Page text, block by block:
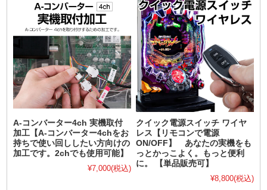
A-コンバーター4ch 実機取付
加工【A-コンバーター4chをお
持ちで使い回ししたい方向けの
加工です。2chでも使用可能】
¥7,000(税込)
クイック電源スイッチ ワイヤ
レス【リモコンで電源
ON/OFF】 あなたの実機をも
っとかっこよく。もっと便利
に。 【単品販売可】
¥8,800(税込)